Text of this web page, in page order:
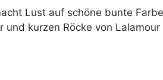
Lust auf schöne bunte
kurzen Röcke von